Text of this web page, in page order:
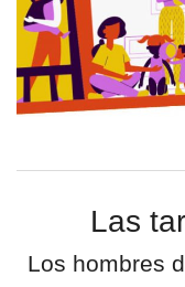
Las
Los hombres